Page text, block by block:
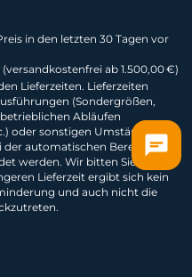
in den letzten 30 Tagen vor
(versandkostenfrei ab 1.500,00 €)
Lieferzeiten. Lieferzeiten
(Sondergrößen,
Abläufen
oder sonstigen Umständen
automatischen Berechnung
werden. Wir bitten Sie dies zu
Lieferzeit ergibt sich kein
und auch nicht die